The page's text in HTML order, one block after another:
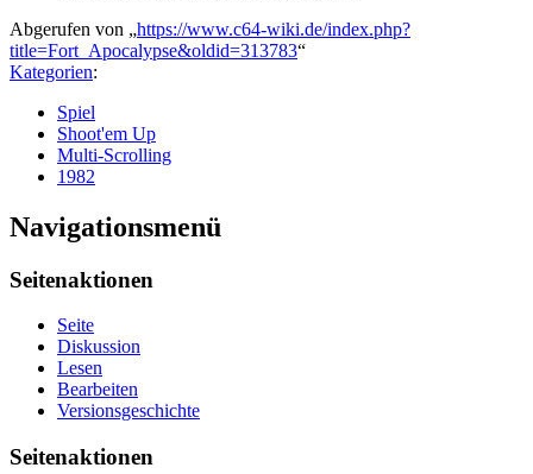
Abgerufen von „https://www.c64-wiki.de/index.php?
title=Fort_Apocalypse&oldid=313783“
Kategorien:
Spiel
Shoot'em Up
Multi-Scrolling
1982
Navigationsmenü
Seitenaktionen
Seite
Diskussion
Lesen
Bearbeiten
Versionsgeschichte
Seitenaktionen